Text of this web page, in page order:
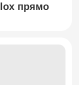
прямо